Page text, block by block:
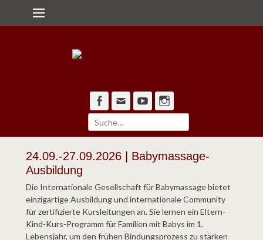
zum
Inhalt
Primärmenü
Alle Pforten offen
Facebook
Email YouTube
nach:
24.09.-27.09.2026 | Babymassage-
Ausbildung
Die Internationale Gesellschaft für Babymassage bietet
einzigartige Ausbildung und internationale Community
für zertifizierte Kursleitungen an. Sie lernen ein Eltern-
Kind-Kurs-Programm für Familien mit Babys im 1.
Lebensjahr, um den frühen Bindungsprozess zu stärken